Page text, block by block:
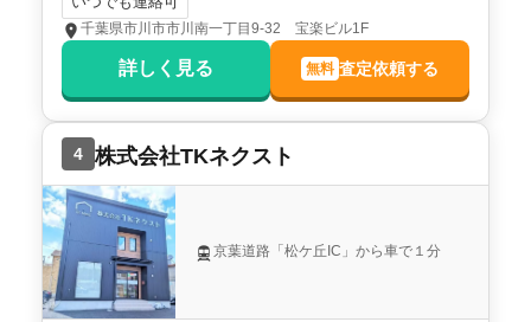
千葉県鎌ヶ谷市東道野辺四丁目
階数:2階 築年数:5年
株式会社TKネクスト
2,400 万円 2023年3月
千葉県鎌ヶ谷市東道野辺四丁目
千葉県市川市市川南一丁目9-32 宝楽ビル1F
詳しく見る 無料 査定依頼する
4 株式会社TKネクスト
京葉道路「松ケ丘IC」から車で１分